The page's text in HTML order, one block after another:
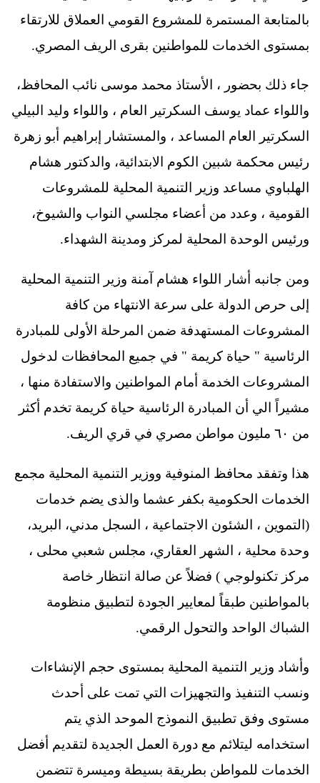
بالمتابعة المستمرة للمشروع القومي العملاق للارتقاء
بمستوى الخدمات للمواطنين بقرى الريف المصري.
جاء ذلك بحضور ، الأستاذ محمد موسى نائب المحافظ،
واللواء عماد يوسف السكرتير العام ، واللواء وليد البيلي
السكرتير العام المساعد ، والمستشار إبراهيم أبو زهرة
رئيس محكمة شبين الكوم الابتدائية، والدكتور هشام
الهلباوي مساعد وزير التنمية المحلية للمشروعات
القومية ، وعدد من أعضاء مجلسي النواب والشيوخ،
ورئيس الوحدة المحلية لمركز ومدينة الشهداء.
ومن جانبه أشار اللواء هشام آمنة وزير التنمية المحلية
إلى حرص الدولة على سرعة الانتهاء من كافة
المشروعات المستهدفة ضمن المرحلة الأولى للمبادرة
الرئاسية " حياة كريمة " في جميع المحافظات لدخول
المشروعات الخدمة أمام المواطنين والاستفادة منها ،
مشيراً الي أن المبادرة الرئاسية حياة كريمة تخدم أكثر
من ٦٠ مليون مواطن مصري في قري الريف.
هذا وتفقد محافظ المنوفية ووزير التنمية المحلية مجمع
الخدمات الحكومية بكفر عشما والذى يضم خدمات
(التموين ، الشئون الاجتماعية ، السجل مدني، البريد،
وحدة محلية ، الشهر العقاري، مجلس شعبي محلى ،
مركز تكنولوجي ) فضلاً عن صالة انتظار خاصة
بالمواطنين طبقاً لمعايير الجودة لتطبيق منظومة
الشباك الواحد والتحول الرقمي.
وأشاد وزير التنمية المحلية بمستوى حجم الإنشاءات
ونسب التنفيذ والتجهيزات التي تمت على أحدث
مستوى وفق تطبيق النموذج الموحد الذي يتم
استخدامه ليتلائم مع دورة العمل الجديدة لتقديم أفضل
الخدمات للمواطن بطريقة بسيطة وميسرة تتضمن